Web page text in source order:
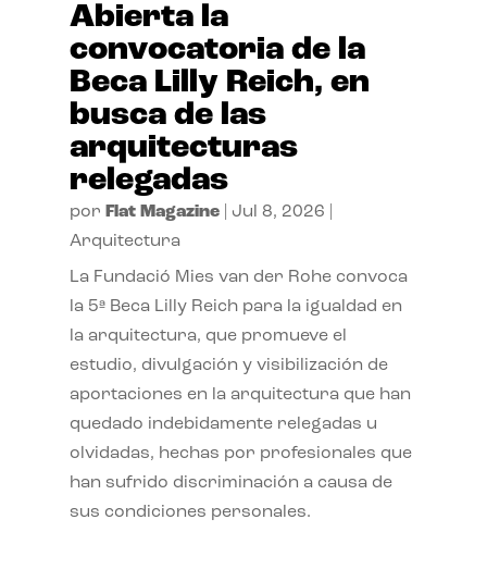
Abierta la
convocatoria de la
Beca Lilly Reich, en
busca de las
arquitecturas
relegadas
por Flat Magazine| Jul 8, 2026
Arquitectura
La Fundació Mies van der Rohe convoca
la 5ª Beca Lilly Reich para la igualdad en
la arquitectura, que promueve el
estudio, divulgación y visibilización de
aportaciones en la arquitectura que han
quedado indebidamente relegadas u
olvidadas, hechas por profesionales que
han sufrido discriminación a causa de
sus condiciones personales.